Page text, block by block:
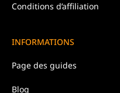
Conditions d’affiliation
INFORMATIONS
Page des guides
Blog